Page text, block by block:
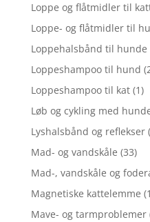
Loppe og flåtmidler til
Loppe- og flåtmidler til
Loppehalsbånd til hunde
Loppeshampoo til hund
Loppeshampoo til kat (1)
Løb og cykling med
Lyshalsbånd og reflekser
Mad- og vandskåle (33)
Mad-, vandskåle og
Magnetiske kattelemme
Mave- og tarmproblemer